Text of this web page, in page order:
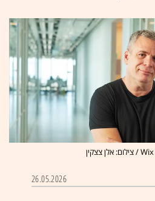
26.05.2026